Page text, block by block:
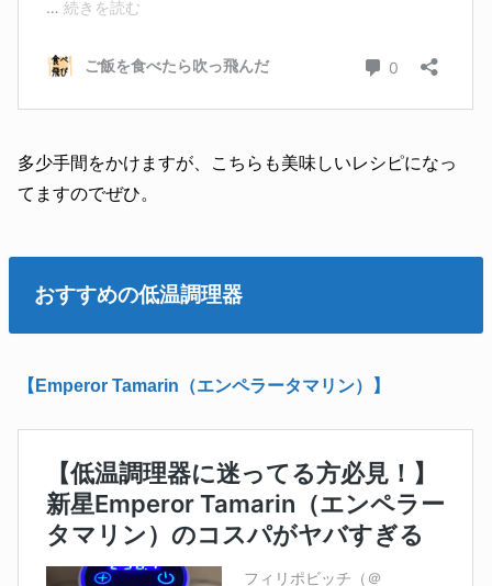
多少手間をかけますが、こちらも美味しいレシピになっ
てますのでぜひ。
おすすめの低温調理器
【Emperor Tamarin（エンペラータマリン）】